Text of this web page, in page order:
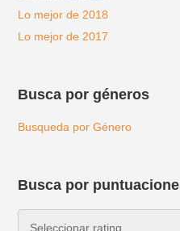
Lo mejor de 2018
Lo mejor de 2017
Busca por géneros
Busqueda por Género
Busca por